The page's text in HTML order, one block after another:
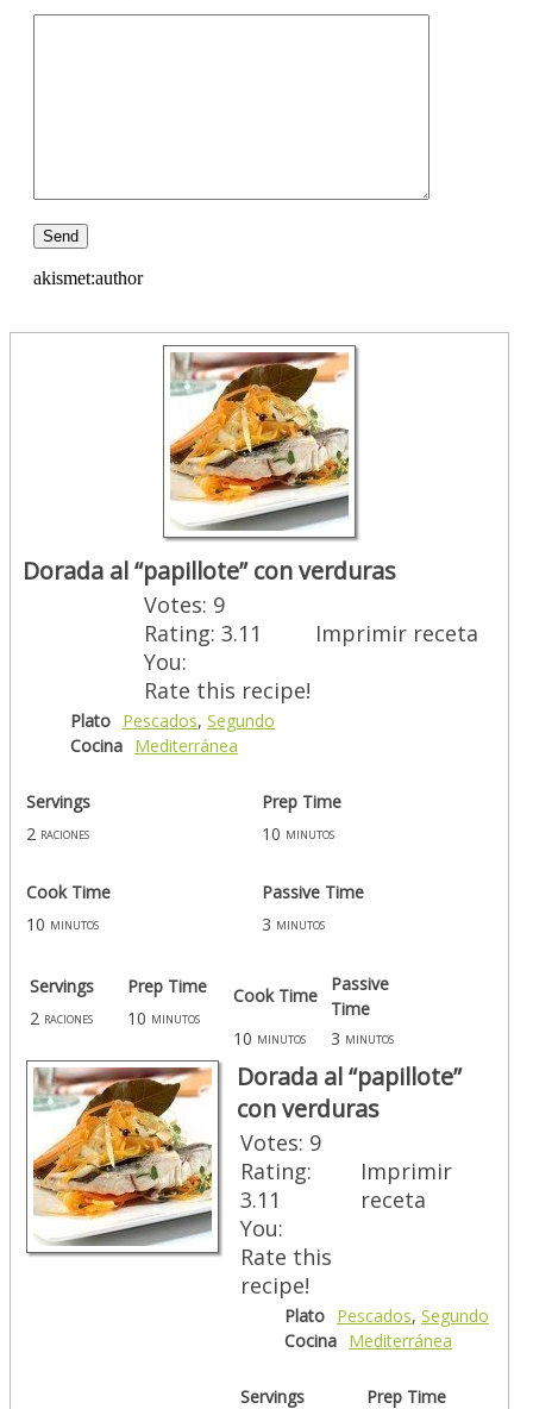
akismet:author
Dorada al “papillote” con verduras
Votes: 9
Rating: 3.11
You:
Rate this recipe!
Imprimir receta
Plato Pescados, Segundo
Cocina Mediterránea
Servings
Prep Time
2 raciones 10 minutos
Cook Time
Passive Time
10 minutos 3 minutos
Servings
Prep Time
2 raciones 10 minutos
Cook Time
Passive
Time
10 minutos 3 minutos
Dorada al “papillote”
con verduras
Votes: 9
Rating:
3.11
You:
Rate this
recipe!
Imprimir
receta
Plato Pescados, Segundo
Cocina Mediterránea
Servings Prep Time